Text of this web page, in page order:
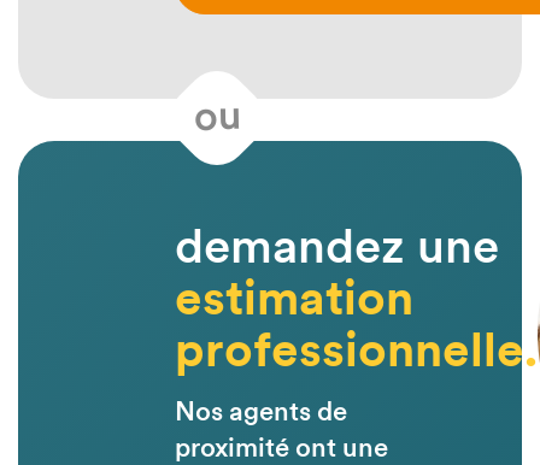
ou
demandez une
estimation
professionnelle.
Nos agents de
proximité ont une